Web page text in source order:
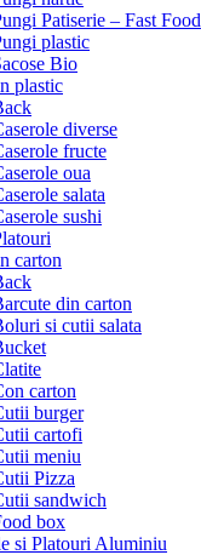
Patiserie – Fast Food
plastic
Bio
plastic
diverse
fructe
oua
salata
sushi
carton
din carton
si cutii salata
carton
burger
cartofi
meniu
Pizza
sandwich
box
si Platouri Aluminiu